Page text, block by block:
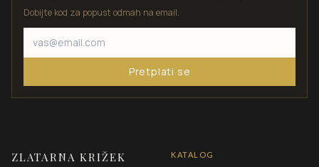
Dobijte kod za popust odmah na email.
Pretplati se
ZLATARNA KRIŽEK KATALOG